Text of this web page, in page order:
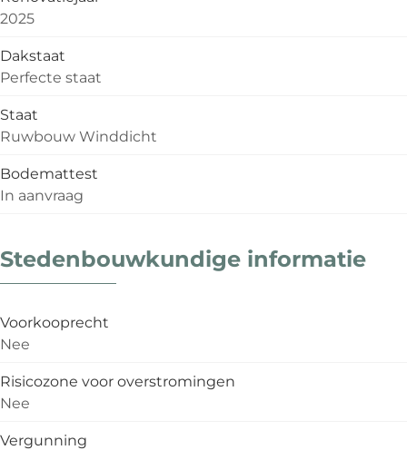
2025
Dakstaat
Perfecte staat
Staat
Ruwbouw Winddicht
Bodemattest
In aanvraag
Stedenbouwkundige informatie
Voorkooprecht
Nee
Risicozone voor overstromingen
Nee
Vergunning